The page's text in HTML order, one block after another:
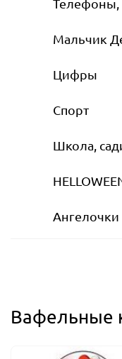
Мальчик
Цифры
Спорт
Школа,
Ангелочки
Вафельные